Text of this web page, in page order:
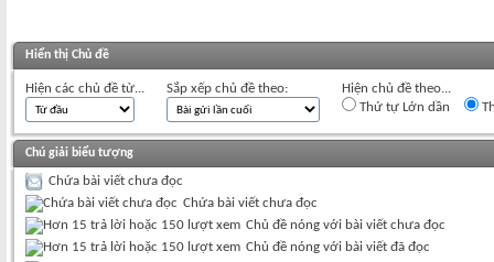
Hiển thị Chủ đề
Hiện các chủ đề từ... Sắp xếp chủ đề theo:
Hiện chủ đề theo...
Thứ tự Lớn dần
Chú giải biểu tượng
Chứa bài viết chưa đọc
Chứa bài viết chưa đọc
Chủ đề nóng với bài viết chưa đọc
Chủ đề nóng với bài viết đã đọc